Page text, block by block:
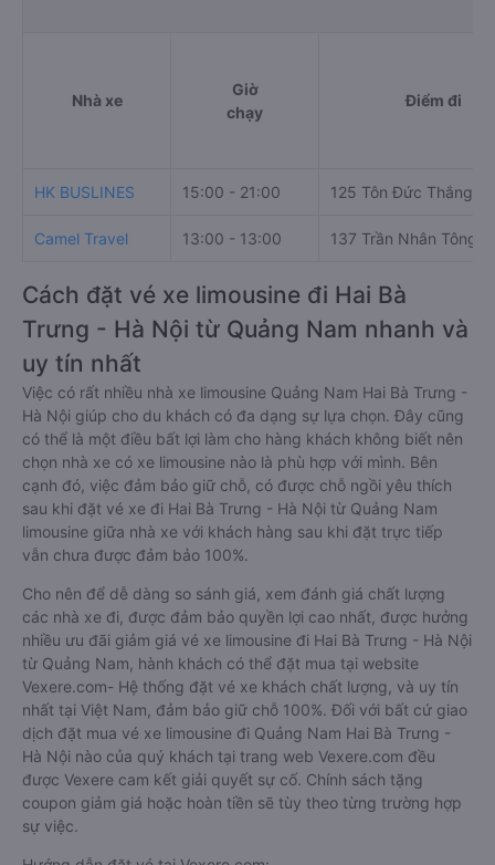
Nhà xe
Giờ
chạy
Điểm đi
HK BUSLINES 15:00 - 21:00 125 Tôn Đức Thắng
Camel Travel 13:00 - 13:00 137 Trần Nhân Tông
Cách đặt vé xe limousine đi Hai Bà
Trưng - Hà Nội từ Quảng Nam nhanh và
uy tín nhất
Việc có rất nhiều nhà xe limousine Quảng Nam Hai Bà Trưng -
Hà Nội giúp cho du khách có đa dạng sự lựa chọn. Đây cũng
có thể là một điều bất lợi làm cho hàng khách không biết nên
chọn nhà xe có xe limousine nào là phù hợp với mình. Bên
cạnh đó, việc đảm bảo giữ chỗ, có được chỗ ngồi yêu thích
sau khi đặt vé xe đi Hai Bà Trưng - Hà Nội từ Quảng Nam
limousine giữa nhà xe với khách hàng sau khi đặt trực tiếp
vẫn chưa được đảm bảo 100%.
Cho nên để dễ dàng so sánh giá, xem đánh giá chất lượng
các nhà xe đi, được đảm bảo quyền lợi cao nhất, được hưởng
nhiều ưu đãi giảm giá vé xe limousine đi Hai Bà Trưng - Hà Nội
từ Quảng Nam, hành khách có thể đặt mua tại website
Vexere.com- Hệ thống đặt vé xe khách chất lượng, và uy tín
nhất tại Việt Nam, đảm bảo giữ chỗ 100%. Đối với bất cứ giao
dịch đặt mua vé xe limousine đi Quảng Nam Hai Bà Trưng -
Hà Nội nào của quý khách tại trang web Vexere.com đều
được Vexere cam kết giải quyết sự cố. Chính sách tặng
coupon giảm giá hoặc hoàn tiền sẽ tùy theo từng trường hợp
sự việc.